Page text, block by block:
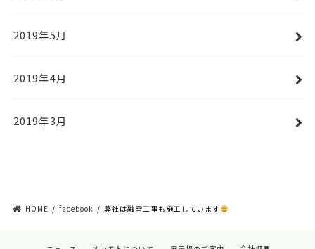
2019年5月
2019年4月
2019年3月
HOME facebook 弊社は融雪工事も施工しています